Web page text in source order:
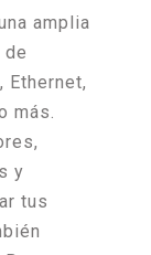
amplia
Ethernet,
más.
y
tus